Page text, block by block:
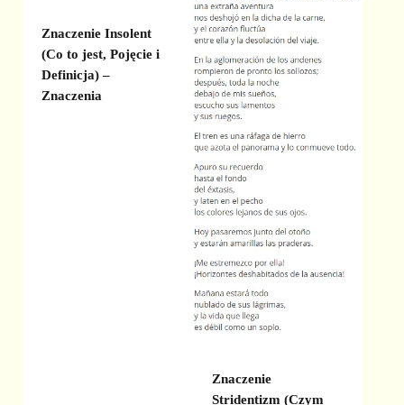
Znaczenie Insolent
(Co to jest, Pojęcie i
Definicja) –
Znaczenia
Znaczenie
Stridentizm (Czym